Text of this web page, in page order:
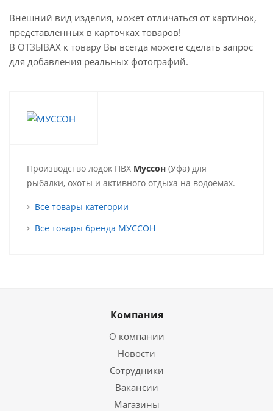
Внешний вид изделия, может отличаться от картинок,
представленных в карточках товаров!
В ОТЗЫВАХ к товару Вы всегда можете сделать запрос
для добавления реальных фотографий.
Производство лодок ПВХ Муссон (Уфа) для
рыбалки, охоты и активного отдыха на водоемах.
Все товары категории
Все товары бренда МУССОН
Компания
О компании
Новости
Сотрудники
Вакансии
Магазины